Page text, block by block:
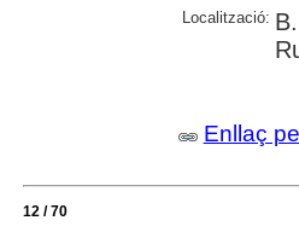
Localització:
Enllaç
12 / 70